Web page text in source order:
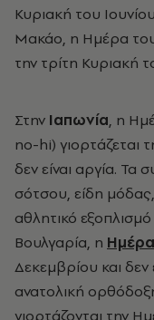
Κυριακή του
Μακάο, η Ημέρα
την τρίτη Κυριακή
Στην Ιαπωνία, η
no-hi) γιορτάζεται
δεν είναι αργία.
σότσου, είδη
αθλητικό
Βουλγαρία, η
Δεκεμβρίου και
ανατολική
γιορτάζονται την